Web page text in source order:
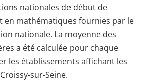
nationales de début de
en mathématiques fournies par le
nationale. La moyenne des
a été calculée pour chaque
les établissements affichant les
sur-Seine.